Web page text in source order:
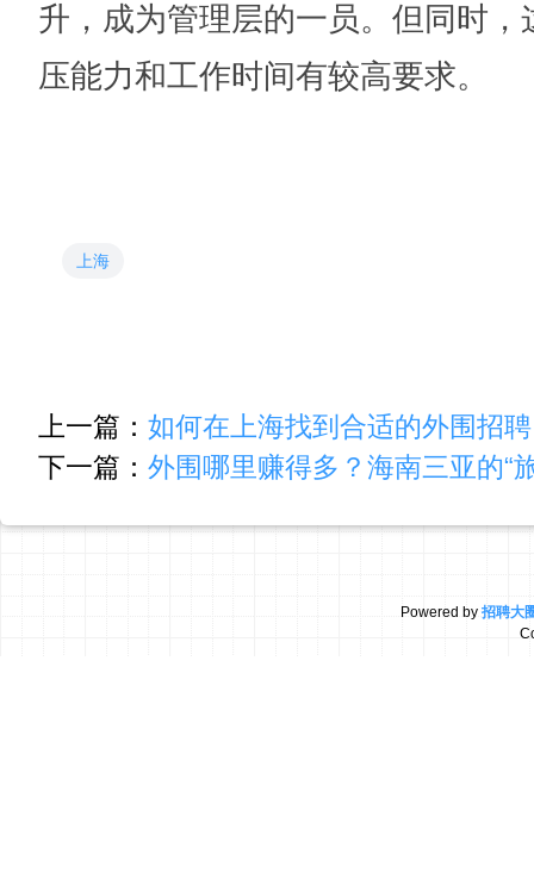
升，成为管理层的一员。但同时
压能力和工作时间有较高要求。
上海
上一篇： 如何在上海找到合适的外围招
下一篇： 外围哪里赚得多？海南三亚的“
Powered by招聘大